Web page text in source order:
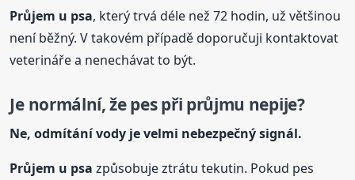
Průjem u psa, který trvá déle než 72 hodin, už většinou
není běžný. V takovém případě doporučuji kontaktovat
veterináře a nenechávat to být.
Je normální, že pes při průjmu nepije?
Ne, odmítání vody je velmi nebezpečný signál.
Průjem u psa způsobuje ztrátu tekutin. Pokud pes